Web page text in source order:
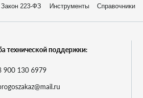
Закон 223-ФЗ Инструменты Справочники
технической поддержки:
900 130 6979